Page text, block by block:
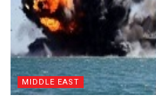
MIDDLE EAST